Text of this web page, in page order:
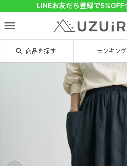
menu
search 商品を探す ランキング